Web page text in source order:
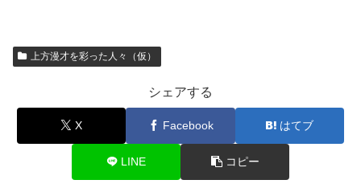
上方漫才を彩った人々（仮）
シェアする
X Facebook はてブ
LINE コピー